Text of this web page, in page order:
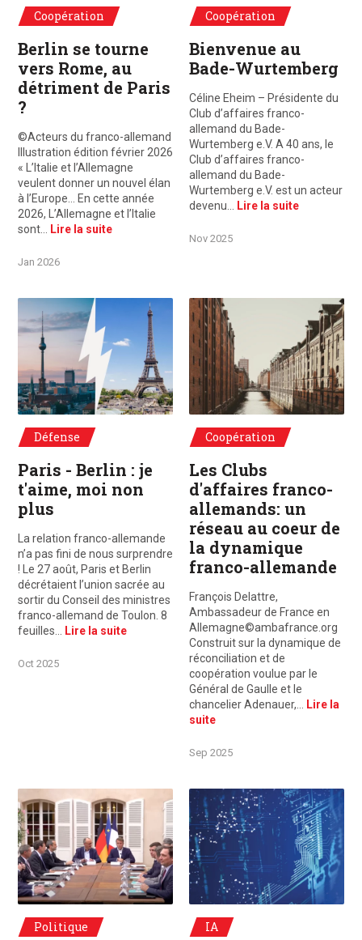
Coopération
Berlin se tourne
vers Rome, au
détriment de Paris
?
©Acteurs du franco-allemand
Illustration édition février 2026
« L’Italie et l’Allemagne
veulent donner un nouvel élan
à l’Europe… En cette année
2026, L’Allemagne et l’Italie
sont…
Lire la suite
Jan 2026
Coopération
Bienvenue au
Bade-Wurtemberg
Céline Eheim – Présidente du
Club d’affaires franco-
allemand du Bade-
Wurtemberg e.V. A 40 ans, le
Club d’affaires franco-
allemand du Bade-
Wurtemberg e.V. est un acteur
devenu…
Lire la suite
Nov 2025
Paris - Berlin : je t'aime, moi non plus
Défense
Paris - Berlin : je
t'aime, moi non
plus
La relation franco-allemande
n’a pas fini de nous surprendre
! Le 27 août, Paris et Berlin
décrétaient l’union sacrée au
sortir du Conseil des ministres
franco-allemand de Toulon. 8
feuilles…
Lire la suite
Oct 2025
Hambourg 2025
Coopération
Les Clubs
d'affaires franco-
allemands: un
réseau au coeur de
la dynamique
franco-allemande
François Delattre,
Ambassadeur de France en
Allemagne©ambafrance.org
Construit sur la dynamique de
réconciliation et de
coopération voulue par le
Général de Gaulle et le
chancelier Adenauer,…
Lire la
suite
Sep 2025
© Élysée 29 août 2025, Brégançon. Emmanuel Macron et Friedrich Merz
Politique
© AFA
IA